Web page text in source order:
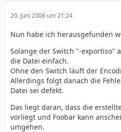
20. Juni 2006 um 21:24
Nun habe ich herausgefunden
Solange der Switch "-exportiso"
die Datei einfach.
Ohne den Switch läuft der
Allerdings folgt danach die
Datei sei defekt.
Das liegt daran, dass die
vorliegt und Foobar kann
umgehen.